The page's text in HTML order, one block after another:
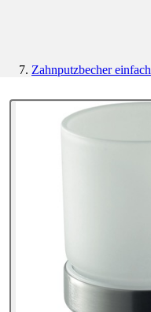
Zahnputzbecher einfach